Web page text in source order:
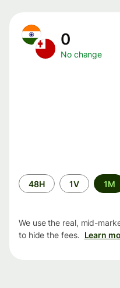
0
No change
Time
period
48H 1V 1M
We use the real, mid-
to hide the fees. Learn